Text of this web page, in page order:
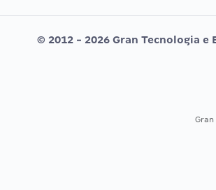
© 2012 - 2026 Gran Tecnologia e